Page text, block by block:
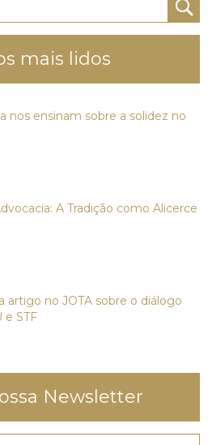
mais lidos
nos ensinam sobre a solidez no
A Tradição como Alicerce
artigo no JOTA sobre o diálogo
e STF
Newsletter